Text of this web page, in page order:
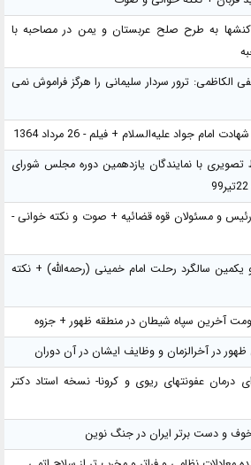
به طرح صلح عربستان و یمن در مصاحبه با
ترور سردار سلیمانی را هرگز فراموش نمی
امام جواد علیه‌السلام + فیلم - 26 مرداد 1364
تصویری با نمایندگان یازدهمین دوره مجلس شورای
رئیس و مسئولان قوه قضائیه + صوت و نکته خوانی -
یکمین سالگرد رحلت امام خمینی (رحمه‌الله) + نکته
آخرین سپاه شیطان در منطقه ظهور + جزوه
در آخرالزمان و وظایف ایشان در آن دوران
عفونتهای ریوی و کرونا- نسخه استاد دکتر
و دست برتر ایران در جنگ نوین